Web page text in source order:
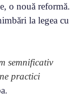
o nouă reformă.
la legea cu
semnificativ
practici